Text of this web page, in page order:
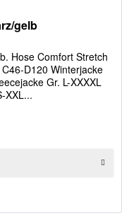
gelb
Hose Comfort Stretch
D120 Winterjacke
Gr. L-XXXXL
XXL...